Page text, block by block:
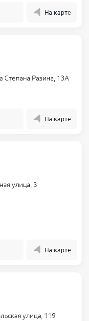
На карте
Степана Разина, 13А
На карте
улица, 3
На карте
улица, 119